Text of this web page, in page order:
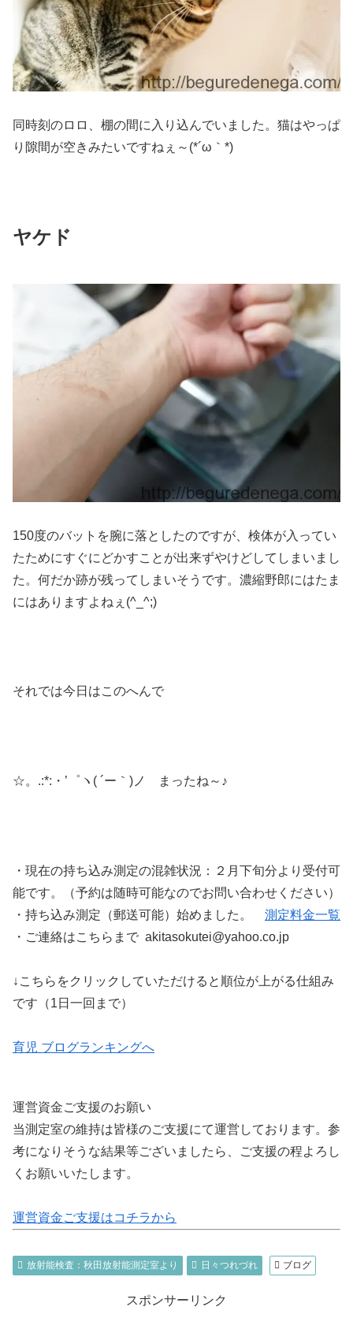
同時刻のロロ、棚の間に入り込んでいました。猫はやっぱ
り隙間が空きみたいですねぇ～(*´ω｀*)
ヤケド
150度のバットを腕に落としたのですが、検体が入ってい
たためにすぐにどかすことが出来ずやけどしてしまいまし
た。何だか跡が残ってしまいそうです。濃縮野郎にはたま
にはありますよねぇ(^_^;)
それでは今日はこのへんで
☆。.:*:・’゜ヽ( ´ー｀)ノ まったね～♪
・現在の持ち込み測定の混雑状況：２月下旬分より受付可
能です。（予約は随時可能なのでお問い合わせください）
・持ち込み測定（郵送可能）始めました。 測定料金一覧
・ご連絡はこちらまで akitasokutei@yahoo.co.jp
↓こちらをクリックしていただけると順位が上がる仕組み
です（1日一回まで）
育児 ブログランキングへ
運営資金ご支援のお願い
当測定室の維持は皆様のご支援にて運営しております。参
考になりそうな結果等ございましたら、ご支援の程よろし
くお願いいたします。
運営資金ご支援はコチラから
放射能検査：秋田放射能測定室より 日々つれづれ ブログ
スポンサーリンク